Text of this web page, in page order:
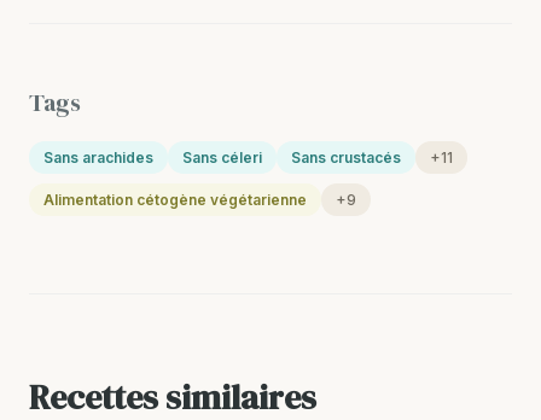
Tags
Sans arachides Sans céleri Sans crustacés +11
Alimentation cétogène végétarienne +9
Recettes similaires